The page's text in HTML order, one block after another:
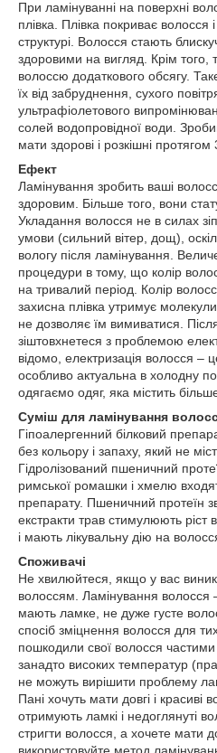
При ламінуванні на поверхні
плівка. Плівка покриває волосся і
структурі. Волосся стають
здоровими на вигляд. Крім того,
волоссю додаткового обсягу.
їх від забруднення, сухого
ультрафіолетового
солей водопровідної води.
мати здорові і розкішні протягом
Ефект
Ламінування зробить ваші
здоровим. Більше того, вони
Укладання волосся не в силах
умови (сильний вітер, дощ),
вологу після ламінування.
процедури в тому, що колір
на тривалий період. Колір
захисна плівка утримує
не дозволяє їм вимиватися.
зіштовхнетеся з проблемою
відомо, електризація волосся –
особливо актуальна в холодну
одягаємо одяг, яка містить
Суміш для ламінування
Гіпоалергенний білковий
без кольору і запаху, який не
Гідролізований пшеничний
римської ромашки і хмелю
препарату. Пшеничний протеїн
екстракти трав стимулюють ріст
і мають лікувальну дію на
Споживачі
Не хвилюйтеся, якщо у вас
волоссям. Ламінування волосся
мають ламке, не дуже густе
спосіб зміцнення волосся для
пошкодили свої волосся
занадто високих температур
не можуть вирішити проблему
Пані хочуть мати довгі і красиві
отримують ламкі і недоглянуті
стригти волосся, а хочете мати